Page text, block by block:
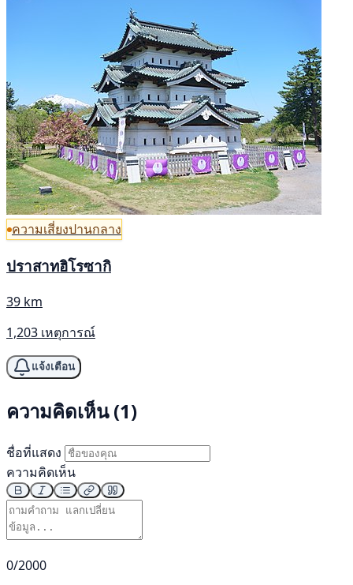
ความเสี่ยงปานกลาง
ปราสาทฮิโรซากิ
39 km
1,203 เหตุการณ์
แจ้งเตือน
ความคิดเห็น (1)
ชื่อที่แสดง
ความคิดเห็น
0/2000